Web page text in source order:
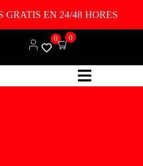
GRATIS EN 24/48 HORES
0 0